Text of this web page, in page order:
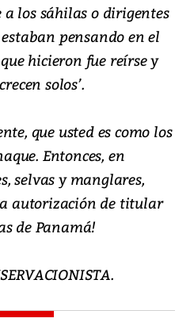
los sáhilas o dirigentes
pensando en el
hicieron fue reírse y
solos’.
que usted es como los
Entonces, en
selvas y manglares,
autorización de titular
de Panamá!